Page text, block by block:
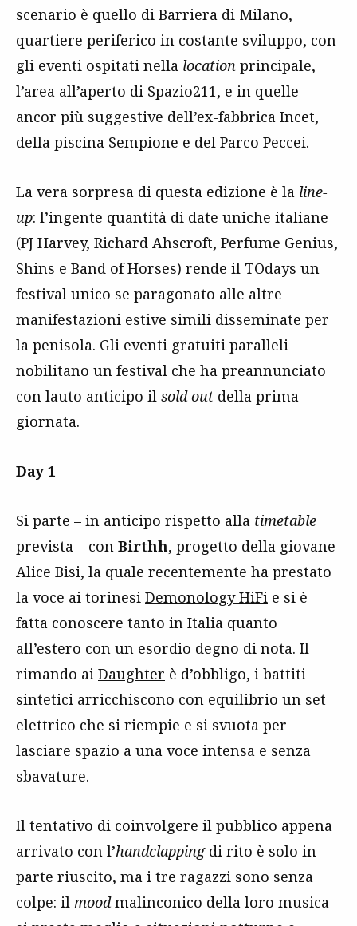
scenario è quello di Barriera di Milano,
quartiere periferico in costante sviluppo, con
gli eventi ospitati nella location principale,
l’area all’aperto di Spazio211, e in quelle
ancor più suggestive dell’ex-fabbrica Incet,
della piscina Sempione e del Parco Peccei.
La vera sorpresa di questa edizione è la line-
up: l’ingente quantità di date uniche italiane
(PJ Harvey, Richard Ahscroft, Perfume Genius,
Shins e Band of Horses) rende il TOdays un
festival unico se paragonato alle altre
manifestazioni estive simili disseminate per
la penisola. Gli eventi gratuiti paralleli
nobilitano un festival che ha preannunciato
con lauto anticipo il sold out della prima
giornata.
Day 1
Si parte – in anticipo rispetto alla timetable
prevista – con Birthh, progetto della giovane
Alice Bisi, la quale recentemente ha prestato
la voce ai torinesi Demonology HiFi e si è
fatta conoscere tanto in Italia quanto
all’estero con un esordio degno di nota. Il
rimando ai Daughter è d’obbligo, i battiti
sintetici arricchiscono con equilibrio un set
elettrico che si riempie e si svuota per
lasciare spazio a una voce intensa e senza
sbavature.
Il tentativo di coinvolgere il pubblico appena
arrivato con l’handclappingdi rito è solo in
parte riuscito, ma i tre ragazzi sono senza
colpe: il moodmalinconico della loro musica